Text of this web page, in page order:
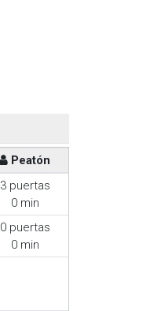
Peatón
3 puertas
0 min
0 puertas
0 min